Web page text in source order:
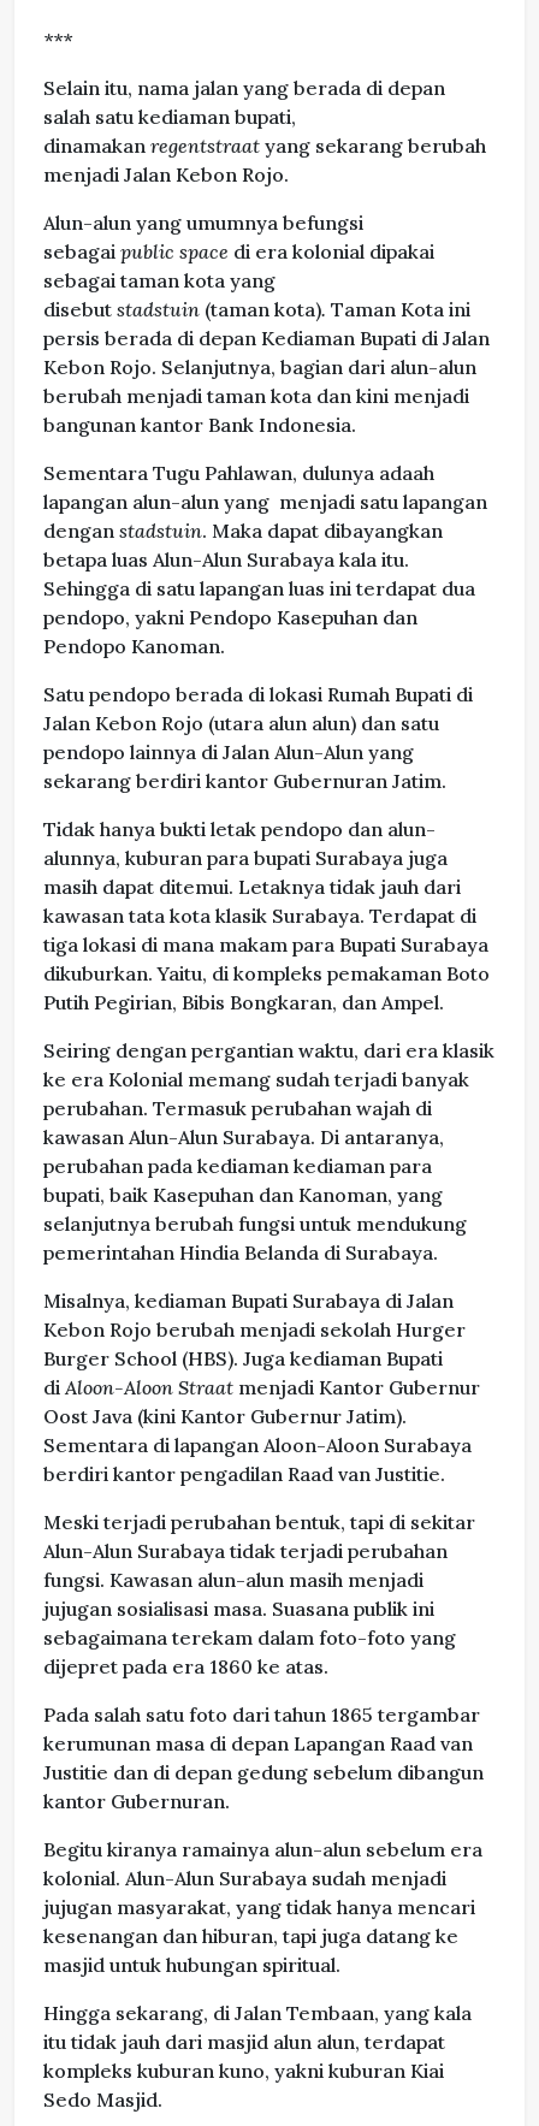
***
Selain itu, nama jalan yang berada di depan
salah satu kediaman bupati,
dinamakan regentstraat yang sekarang berubah
menjadi Jalan Kebon Rojo.
Alun-alun yang umumnya befungsi
sebagai public space di era kolonial dipakai
sebagai taman kota yang
disebut stadstuin (taman kota). Taman Kota ini
persis berada di depan Kediaman Bupati di Jalan
Kebon Rojo. Selanjutnya, bagian dari alun-alun
berubah menjadi taman kota dan kini menjadi
bangunan kantor Bank Indonesia.
Sementara Tugu Pahlawan, dulunya adaah
lapangan alun-alun yang menjadi satu lapangan
dengan stadstuin. Maka dapat dibayangkan
betapa luas Alun-Alun Surabaya kala itu.
Sehingga di satu lapangan luas ini terdapat dua
pendopo, yakni Pendopo Kasepuhan dan
Pendopo Kanoman.
Satu pendopo berada di lokasi Rumah Bupati di
Jalan Kebon Rojo (utara alun alun) dan satu
pendopo lainnya di Jalan Alun-Alun yang
sekarang berdiri kantor Gubernuran Jatim.
Tidak hanya bukti letak pendopo dan alun-
alunnya, kuburan para bupati Surabaya juga
masih dapat ditemui. Letaknya tidak jauh dari
kawasan tata kota klasik Surabaya. Terdapat di
tiga lokasi di mana makam para Bupati Surabaya
dikuburkan. Yaitu, di kompleks pemakaman Boto
Putih Pegirian, Bibis Bongkaran, dan Ampel.
Seiring dengan pergantian waktu, dari era klasik
ke era Kolonial memang sudah terjadi banyak
perubahan. Termasuk perubahan wajah di
kawasan Alun-Alun Surabaya. Di antaranya,
perubahan pada kediaman kediaman para
bupati, baik Kasepuhan dan Kanoman, yang
selanjutnya berubah fungsi untuk mendukung
pemerintahan Hindia Belanda di Surabaya.
Misalnya, kediaman Bupati Surabaya di Jalan
Kebon Rojo berubah menjadi sekolah Hurger
Burger School (HBS). Juga kediaman Bupati
diAloon-Aloon Straat menjadi Kantor Gubernur
Oost Java (kini Kantor Gubernur Jatim).
Sementara di lapangan Aloon-Aloon Surabaya
berdiri kantor pengadilan Raad van Justitie.
Meski terjadi perubahan bentuk, tapi di sekitar
Alun-Alun Surabaya tidak terjadi perubahan
fungsi. Kawasan alun-alun masih menjadi
jujugan sosialisasi masa. Suasana publik ini
sebagaimana terekam dalam foto-foto yang
dijepret pada era 1860 ke atas.
Pada salah satu foto dari tahun 1865 tergambar
kerumunan masa di depan Lapangan Raad van
Justitie dan di depan gedung sebelum dibangun
kantor Gubernuran.
Begitu kiranya ramainya alun-alun sebelum era
kolonial. Alun-Alun Surabaya sudah menjadi
jujugan masyarakat, yang tidak hanya mencari
kesenangan dan hiburan, tapi juga datang ke
masjid untuk hubungan spiritual.
Hingga sekarang, di Jalan Tembaan, yang kala
itu tidak jauh dari masjid alun alun, terdapat
kompleks kuburan kuno, yakni kuburan Kiai
Sedo Masjid.